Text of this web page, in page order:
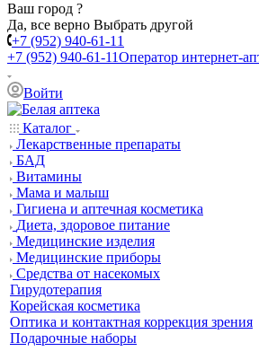
Ваш город ?
Да, все верно Выбрать другой
+7 (952) 940-61-11
+7 (952) 940-61-11Оператор интернет-
Войти
Каталог
Лекарственные препараты
БАД
Витамины
Мама и малыш
Гигиена и аптечная косметика
Диета, здоровое питание
Медицинские изделия
Медицинские приборы
Средства от насекомых
Гирудотерапия
Корейская косметика
Оптика и контактная коррекция зрения
Подарочные наборы